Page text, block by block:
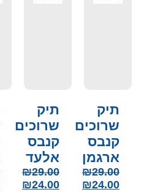
תיק
שרוכים
קנבס
ארגמן
₪29.00
₪24.00
תיק
שרוכים
קנבס
אלעד
₪29.00
₪24.00